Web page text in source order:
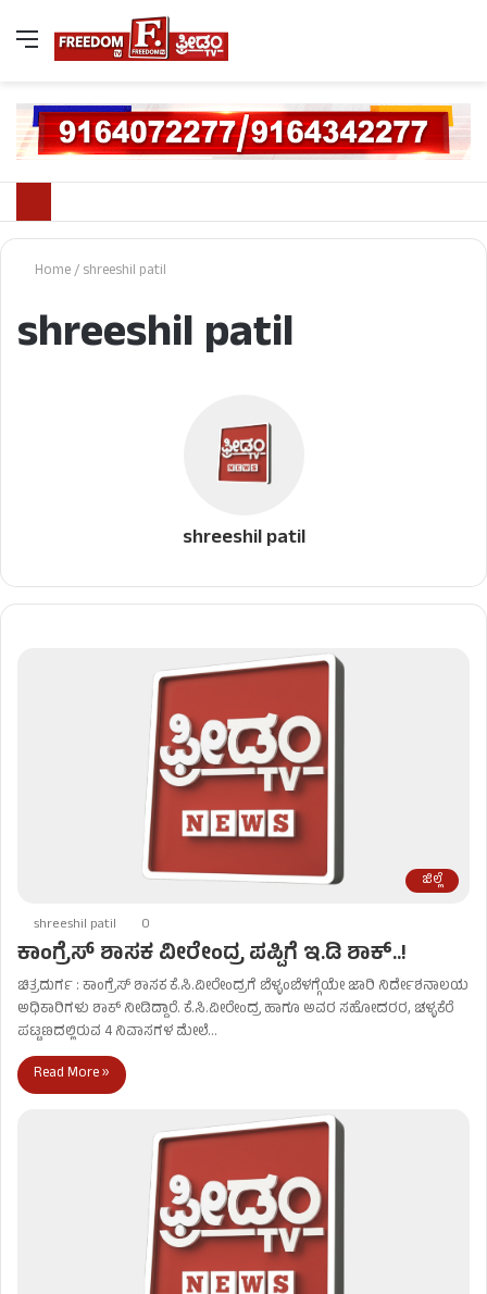
Home/shreeshil patil
shreeshil patil
shreeshil patil
ಜಿಲ್ಲೆ
shreeshil patil 0
ಕಾಂಗ್ರೆಸ್​ ಶಾಸಕ ವೀರೇಂದ್ರ ಪಪ್ಪಿಗೆ ಇ.ಡಿ ಶಾಕ್​..!
ಚಿತ್ರದುರ್ಗ : ಕಾಂಗ್ರೆಸ್​ ಶಾಸಕ ಕೆ.ಸಿ.ವೀರೇಂದ್ರಗೆ ಬೆಳ್ಳಂಬೆಳಗ್ಗೆಯೇ ಜಾರಿ ನಿರ್ದೇಶನಾಲಯ
ಅಧಿಕಾರಿಗಳು ಶಾಕ್ ನೀಡಿದ್ದಾರೆ. ಕೆ.ಸಿ.ವೀರೇಂದ್ರ ಹಾಗೂ ಅವರ ಸಹೋದರರ, ಚಳ್ಳಕೆರೆ
ಪಟ್ಟಣದಲ್ಲಿರುವ 4 ನಿವಾಸಗಳ ಮೇಲೆ…
Read More »